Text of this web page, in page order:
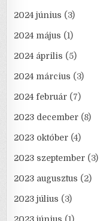
2024 június (3)
2024 május (1)
2024 április (5)
2024 március (3)
2024 február (7)
2023 december (8)
2023 október (4)
2023 szeptember (3)
2023 augusztus (2)
2023 július (3)
2023 június (1)